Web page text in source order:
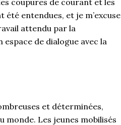
entendues, et je m’excuse
attendu par la
de dialogue avec la
et déterminées,
monde. Les jeunes mobilisés